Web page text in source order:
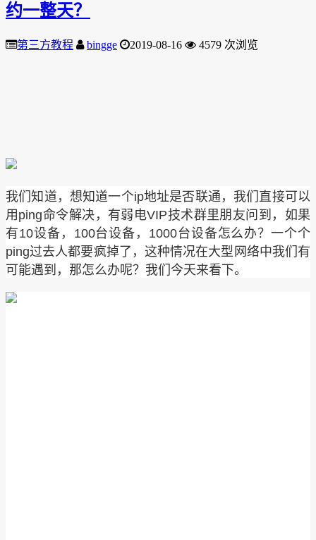
约一整天？
第三方教程 bingge 2019-08-16 4579 次浏览
我们知道，想知道一个ip地址是否联通，我们直接可以
用ping命令解决，有弱电VIP技术群里朋友问到，如果
有10设备，100台设备，1000台设备怎么办？一个个
ping过去人都要疯掉了，这种情况在大型网络中我们有
可能遇到，那怎么办呢？我们今天来看下。